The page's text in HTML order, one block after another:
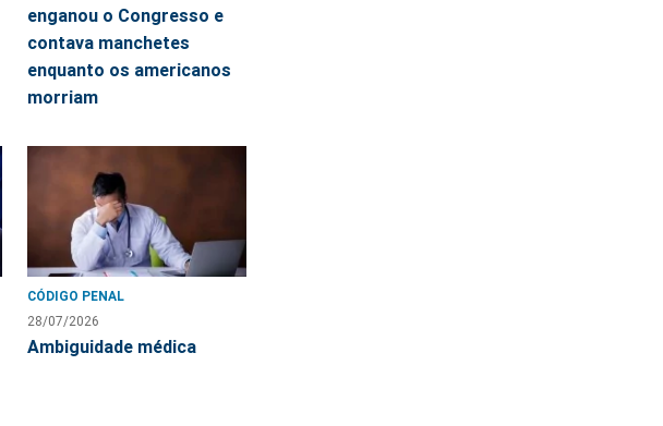
enganou o Congresso e
contava manchetes
enquanto os americanos
morriam
CÓDIGO PENAL
28/07/2026
Ambiguidade médica